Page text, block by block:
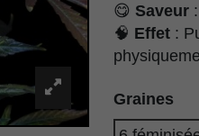
😋 Saveur:
🧠 Effet:
Graines